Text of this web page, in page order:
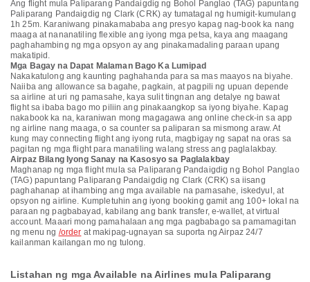
Ang flight mula Paliparang Pandaigdig ng Bohol Panglao (TAG) papuntang
Paliparang Pandaigdig ng Clark (CRK) ay tumatagal ng humigit-kumulang
1h 25m. Karaniwang pinakamababa ang presyo kapag nag-book ka nang
maaga at nananatiling flexible ang iyong mga petsa, kaya ang maagang
paghahambing ng mga opsyon ay ang pinakamadaling paraan upang
makatipid.
Mga Bagay na Dapat Malaman Bago Ka Lumipad
Nakakatulong ang kaunting paghahanda para sa mas maayos na biyahe.
Naiiba ang allowance sa bagahe, pagkain, at pagpili ng upuan depende
sa airline at uri ng pamasahe, kaya sulit tingnan ang detalye ng bawat
flight sa ibaba bago mo piliin ang pinakaangkop sa iyong biyahe. Kapag
nakabook ka na, karaniwan mong magagawa ang online check-in sa app
ng airline nang maaga, o sa counter sa paliparan sa mismong araw. At
kung may connecting flight ang iyong ruta, magbigay ng sapat na oras sa
pagitan ng mga flight para manatiling walang stress ang paglalakbay.
Airpaz Bilang Iyong Sanay na Kasosyo sa Paglalakbay
Maghanap ng mga flight mula sa Paliparang Pandaigdig ng Bohol Panglao
(TAG) papuntang Paliparang Pandaigdig ng Clark (CRK) sa iisang
paghahanap at ihambing ang mga available na pamasahe, iskedyul, at
opsyon ng airline. Kumpletuhin ang iyong booking gamit ang 100+ lokal na
paraan ng pagbabayad, kabilang ang bank transfer, e-wallet, at virtual
account. Maaari mong pamahalaan ang mga pagbabago sa pamamagitan
ng menu ng /order at makipag-ugnayan sa suporta ng Airpaz 24/7
kailanman kailangan mo ng tulong.
Listahan ng mga Available na Airlines mula Paliparang